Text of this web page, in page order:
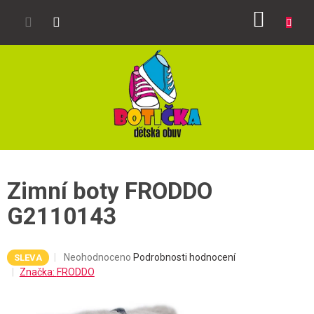
Zimní boty FRODDO
G2110143
SLEVA
Průměrné
hodnocení
Neohodnoceno Podrobnosti hodnocení
Značka: FRODDO